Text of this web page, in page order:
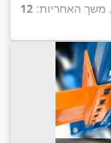
, משך האחריות: 12